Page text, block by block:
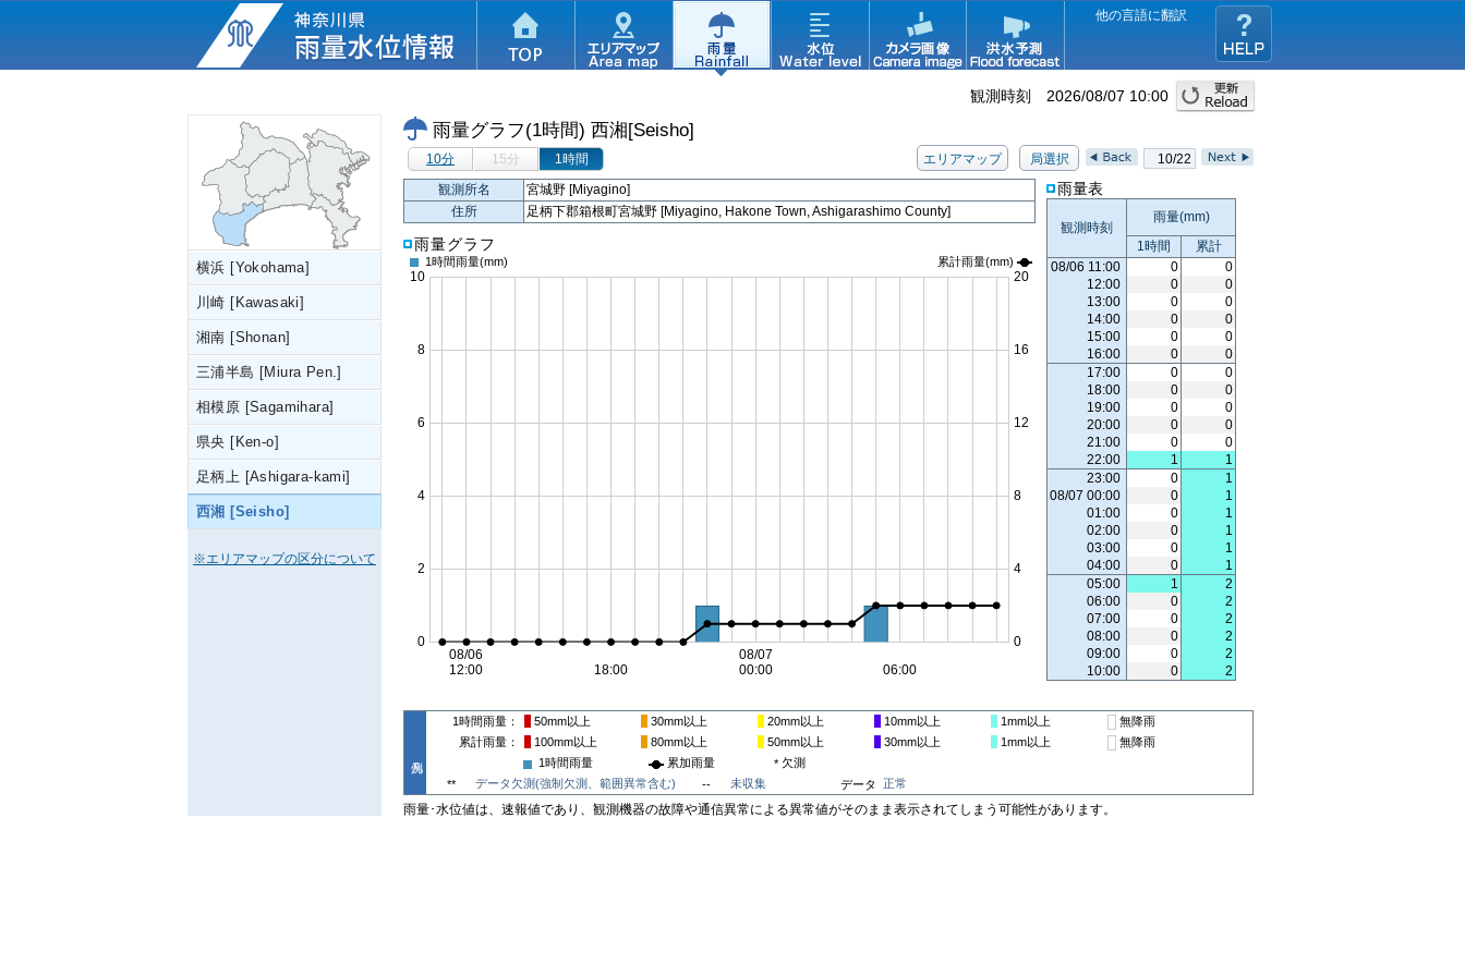
他の言語に翻訳
観測時刻 2026/08/07 10:00
横浜 [Yokohama]
川崎 [Kawasaki]
湘南 [Shonan]
三浦半島 [Miura Pen.]
相模原 [Sagamihara]
県央 [Ken-o]
足柄上 [Ashigara-kami]
西湘 [Seisho]
※エリアマップの区分について
雨量グラフ(1時間) 西湘[Seisho]
10分 15分 1時間 エリアマップ 局選択
10/22
観測所名
宮城野 [Miyagino]
住所
足柄下郡箱根町宮城野 [Miyagino, Hakone Town, Ashigarashimo County]
雨量グラフ
1時間雨量(mm) 累計雨量(mm)
1時間雨量 50mm以上 30mm以上 20mm以上 10mm以上 1mm以上
無降雨
累計雨量
100mm以上 80mm以上 50mm以上 30mm以上 1mm以上
無降雨
1時間雨量
累加雨量 * 欠測
**
データ欠測(強制欠測、範囲異常含む) -- 未収集 データ 正常
雨量表
観測時刻
雨量(mm)
1時間
累計
08/06 11:00
0
0
12:00
0
0
13:00
0
0
14:00
0
0
15:00
0
0
16:00
0
0
17:00
0
0
18:00
0
0
19:00
0
0
20:00
0
0
21:00
0
0
22:00
1
1
23:00
0
1
08/07 00:00
0
1
01:00
0
1
02:00
0
1
03:00
0
1
04:00
0
1
05:00
1
2
06:00
0
2
07:00
0
2
08:00
0
2
09:00
0
2
10:00
0 2
雨量･水位値は、速報値であり、観測機器の故障や通信異常による異常値がそのまま表示されてしまう可能性があります。